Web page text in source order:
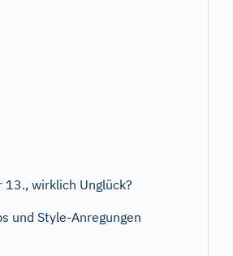
wirklich Unglück?
und Style-Anregungen